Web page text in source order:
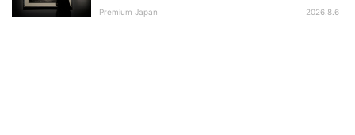
（micronucleus）と呼ばれ、染色体の分配エラーの指
Premium Japan 2026.8.6